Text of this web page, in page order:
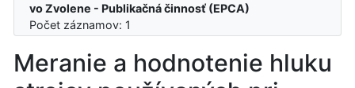
vo Zvolene - Publikačná činnosť (EPCA)
Počet záznamov: 1
Meranie a hodnotenie hluku